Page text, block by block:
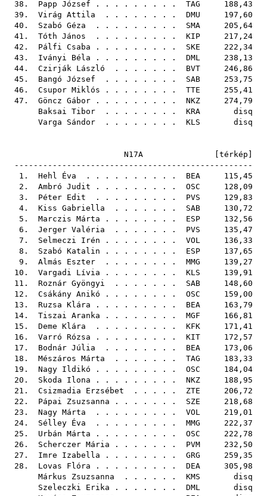
38. Papp József . . . . . . . . . TAG 188,43
39. Virág Attila . . . . . . . . DMU 197,60
40. Szabó Géza . . . . . . . . . SMA 205,64
41. Tóth János . . . . . . . . . KIP 217,24
42. Pálfi Csaba . . . . . . . . . SKE 222,34
43. Iványi Béla . . . . . . . . . DML 238,13
44. Czirják László . . . . . . . BVT 246,86
45. Bangó József . . . . . . . . SAB 253,75
46. Csupor Miklós . . . . . . . . TTE 255,41
47. Göncz Gábor . . . . . . . . . NKZ 274,79
Baksai Tibor . . . . . . . . KRA disq
Varga Sándor . . . . . . . . KLS disq
N17A [ térkép
--------------------------------------------------
1. Hehl Éva . . . . . . . . . . BEA 115,45
2. Ambró Judit . . . . . . . . . OSC 128,09
3. Péter Edit . . . . . . . . . PVS 129,83
4. Kiss Gabriella . . . . . . . SAB 130,72
5. Marczis Márta . . . . . . . . ESP 132,56
6. Jerger Valéria . . . . . . . PVS 135,47
7. Selmeczi Irén . . . . . . . . VOL 136,33
8. Szabó Katalin . . . . . . . . ESP 137,65
9. Almás Eszter . . . . . . . . MMG 139,27
10. Vargadi Lívia . . . . . . . . KLS 139,91
11. Roznár Gyöngyi . . . . . . . SAB 148,60
12. Csákány Anikó . . . . . . . . OSC 159,00
13. Ruzsa Klára . . . . . . . . . BEA 163,79
14. Tiszai Aranka . . . . . . . . MGF 166,81
15. Deme Klára . . . . . . . . . KFK 171,41
16. Varró Rózsa . . . . . . . . . KIT 172,57
17. Bodnár Júlia . . . . . . . . BEA 173,06
18. Mészáros Márta . . . . . . . TAG 183,33
19. Nagy Ildikó . . . . . . . . . OSC 184,04
20. Skoda Ilona . . . . . . . . . NKZ 188,95
21. Csizmadia Erzsébet . . . . . ZTE 206,72
22. Pápai Zsuzsanna . . . . . . . SZE 218,68
23. Nagy Márta . . . . . . . . . VOL 219,01
24. Sélley Éva . . . . . . . . . MMG 222,37
25. Urbán Márta . . . . . . . . . OSC 222,78
26. Scherczer Mária . . . . . . . PVM 232,50
27. Imre Izabella . . . . . . . . GRG 259,35
28. Lovas Flóra . . . . . . . . . DEA 305,98
Márkus Zsuzsanna . . . . . . KMS disq
Szeleczki Erika . . . . . . . DML disq